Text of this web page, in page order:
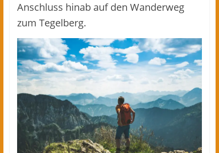
Anschluss hinab auf den Wanderweg
zum Tegelberg.